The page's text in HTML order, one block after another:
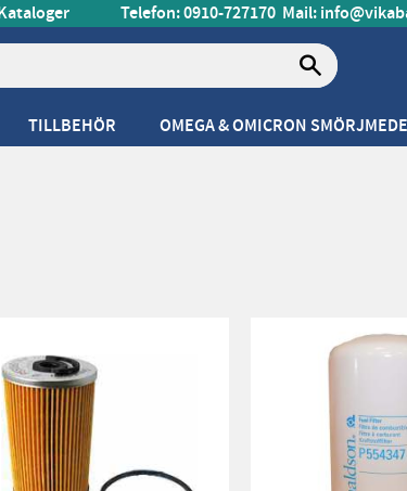
Telefon: 0910-727170 Mail:
TILLBEHÖR OMEGA & OMICRON